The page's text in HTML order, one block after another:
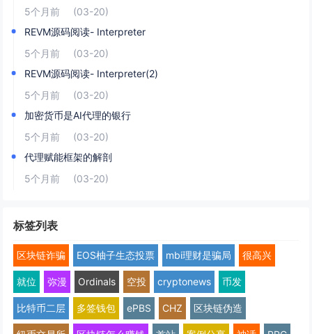
5个月前
(03-20)
REVM源码阅读- Interpreter
5个月前
(03-20)
REVM源码阅读- Interpreter(2)
5个月前
(03-20)
加密货币是AI代理的银行
5个月前
(03-20)
代理赋能框架的解剖
5个月前
(03-20)
标签列表
区块链诈骗 EOS柚子生态投票 mbi理财是骗局 很高兴
就位 弥漫 Ordinals 空投 cryptonews 币发
比特币二层 多签钱包 ePBS CHZ 区块链伪造